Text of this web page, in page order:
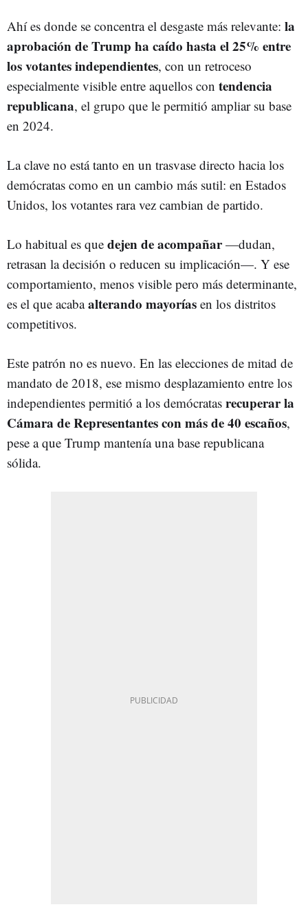
Ahí es donde se concentra el desgaste más relevante: la
aprobación de Trump ha caído hasta el 25% entre
los votantes independientes, con un retroceso
especialmente visible entre aquellos con tendencia
republicana, el grupo que le permitió ampliar su base
en 2024.
La clave no está tanto en un trasvase directo hacia los
demócratas como en un cambio más sutil: en Estados
Unidos, los votantes rara vez cambian de partido.
Lo habitual es que dejen de acompañar—dudan,
retrasan la decisión o reducen su implicación—. Y ese
comportamiento, menos visible pero más determinante,
es el que acabaalterando mayorías en los distritos
competitivos.
Este patrón no es nuevo. En las elecciones de mitad de
mandato de 2018, ese mismo desplazamiento entre los
independientes permitió a los demócratas recuperar la
Cámara de Representantes con más de 40 escaños,
pese a que Trump mantenía una base republicana
sólida.